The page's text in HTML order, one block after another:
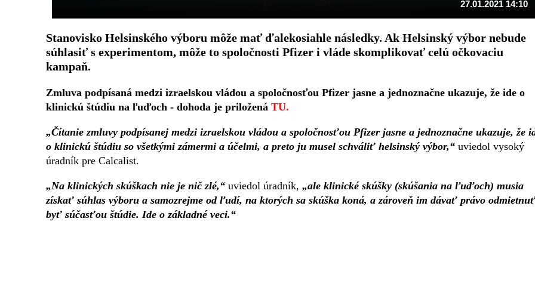
27.01.2021 14:10
Stanovisko Helsinského výboru môže mať ďalekosiahle následky. Ak Helsinský výbor nebude
súhlasiť s experimentom, môže to spoločnosti Pfizer i vláde skomplikovať celú očkovaciu
kampaň.
Zmluva podpísaná medzi izraelskou vládou a spoločnosťou Pfizer jasne a jednoznačne ukazuje, že ide o
klinickú štúdiu na ľuďoch - dohoda je priložená TU.
„Čítanie zmluvy podpísanej medzi izraelskou vládou a spoločnosťou Pfizer jasne a jednoznačne ukazuje, že
o klinickú štúdiu so všetkými zámermi a účelmi, a preto ju musel schváliť helsinský výbor,“ uviedol vysoký
úradník pre Calcalist.
„Na klinických skúškach nie je nič zlé,“ uviedol úradník, „ale klinické skúšky (skúšania na ľuďoch) musia
získať súhlas výboru a samozrejme od ľudí, na ktorých sa skúška koná, a zároveň im dávať právo
byť súčasťou štúdie. Ide o základné veci.“